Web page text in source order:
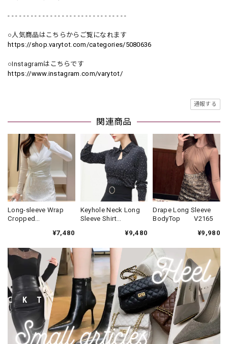
- - - - - - - - - - - - - - - - - - - - - - - - - - - - - - -
○人気商品はこちらからご覧になれます
https://shop.varytot.com/categories/5080636
○Instagramはこちらです
https://www.instagram.com/varytot/
通報する
関連商品
Long-sleeve Wrap
Cropped
¥7,480
Keyhole Neck Long
Sleeve Shirt
¥9,480
Drape Long Sleeve
BodyTop V2165
¥9,980